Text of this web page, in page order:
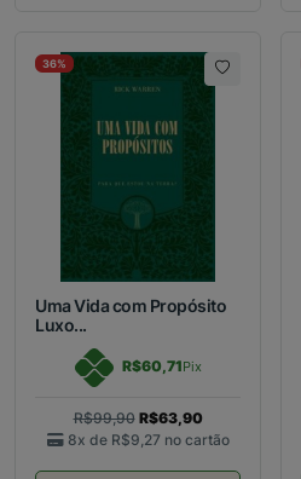
36%
Uma Vida com Propósito
Luxo...
R$60,71Pix
R$99,90 R$63,90
8x de R$9,27 no cartão